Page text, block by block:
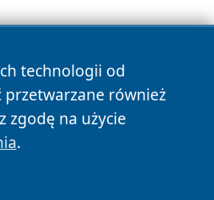
technologii od
przetwarzane również
zgodę na użycie
.